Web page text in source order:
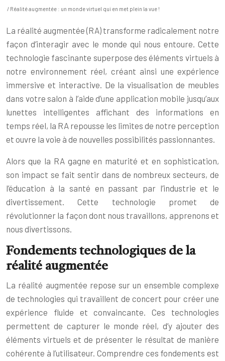
/ Réalité augmentée : un monde virtuel qui en met plein la vue !
La réalité augmentée (RA) transforme radicalement notre
façon d’interagir avec le monde qui nous entoure. Cette
technologie fascinante superpose des éléments virtuels à
notre environnement réel, créant ainsi une expérience
immersive et interactive. De la visualisation de meubles
dans votre salon à l’aide d’une application mobile jusqu’aux
lunettes intelligentes affichant des informations en
temps réel, la RA repousse les limites de notre perception
et ouvre la voie à de nouvelles possibilités passionnantes.
Alors que la RA gagne en maturité et en sophistication,
son impact se fait sentir dans de nombreux secteurs, de
l’éducation à la santé en passant par l’industrie et le
divertissement. Cette technologie promet de
révolutionner la façon dont nous travaillons, apprenons et
nous divertissons.
Fondements technologiques de la
réalité augmentée
La réalité augmentée repose sur un ensemble complexe
de technologies qui travaillent de concert pour créer une
expérience fluide et convaincante. Ces technologies
permettent de capturer le monde réel, d’y ajouter des
éléments virtuels et de présenter le résultat de manière
cohérente à l’utilisateur. Comprendre ces fondements est